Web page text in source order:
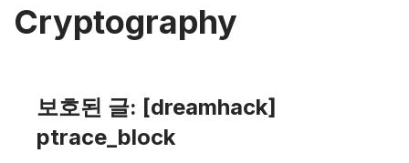
Cryptography
보호된 글: [dreamhack]
ptrace_block